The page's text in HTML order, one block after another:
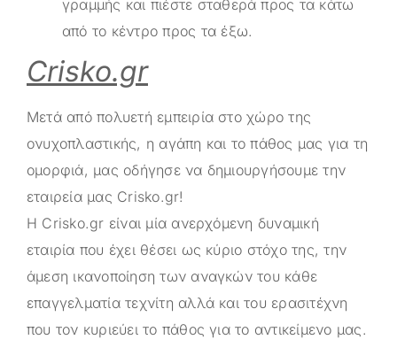
γραμμής και πιέστε σταθερά προς τα κάτω
από το κέντρο προς τα έξω.
Crisko.gr
Μετά από πολυετή εμπειρία στο χώρο της
ονυχοπλαστικής, η αγάπη και το πάθος μας για τη
ομορφιά, μας οδήγησε να δημιουργήσουμε την
εταιρεία μας Crisko.gr!
Η Crisko.gr είναι μία ανερχόμενη δυναμική
εταιρία που έχει θέσει ως κύριο στόχο της, την
άμεση ικανοποίηση των αναγκών του κάθε
επαγγελματία τεχνίτη αλλά και του ερασιτέχνη
που τον κυριεύει το πάθος για το αντικείμενο μας.